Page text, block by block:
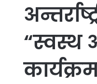
“स्वस्थ